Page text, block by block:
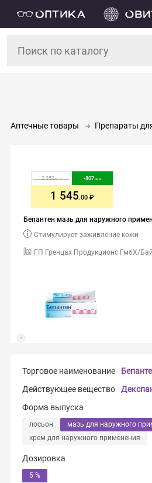
Аптечные товары Препараты
Бепантен мазь для наружного
ГП Гренцах Продукционс ГмбХ/
Стимулирует заживление кожи
2 352.00 -807.00
1 545.00
Торговое наименование
Действующее вещество
Форма выпуска
лосьон
мазь для наружного
крем для наружного применения
Дозировка
5 %